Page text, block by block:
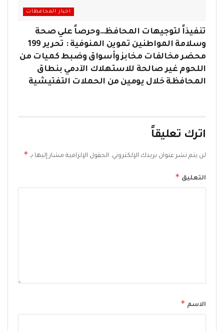
اخبار المحافظات
تنفيذاً لتوجيهات المحافظ…وحرصاً علي صحة
وسلامة المواطنين تموين المنوفية : تحرير 199
محضر مخالفات مخابز وأسواق وضبط كميات من
اللحوم غير صالحة للاستهلاك الآدمي بنطاق
المحافظة خلال يومين من الحملات التفتيشية
اترك تعليقاً
لن يتم نشر عنوان بريدك الإلكتروني. الحقول الإلزامية مشار إليها بـ *
التعليق *
الاسم *